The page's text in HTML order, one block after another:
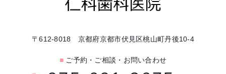
〒612-8018 京都府京都市伏見区桃山町丹後10-4
■ ご予約・ご相談・お問い合わせ